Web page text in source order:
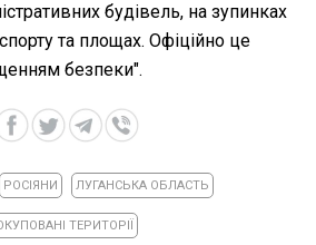
будівель, на зупинках
та площах. Офіційно це
безпеки".
РОСІЯНИ ЛУГАНСЬКА ОБЛАСТЬ
ТЕРИТОРІЇ